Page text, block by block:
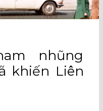
nhũng
khiến Liên